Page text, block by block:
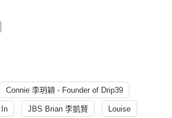
Connie 李玥穎 - Founder of Drip39
In JBS Brian 李凱賢 Louise